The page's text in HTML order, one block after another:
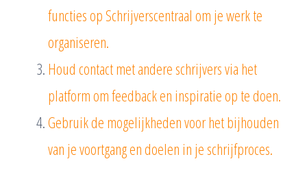
functies op Schrijverscentraal om je werk te
organiseren.
Houd contact met andere schrijvers via het
platform om feedback en inspiratie op te doen.
Gebruik de mogelijkheden voor het bijhouden
van je voortgang en doelen in je schrijfproces.